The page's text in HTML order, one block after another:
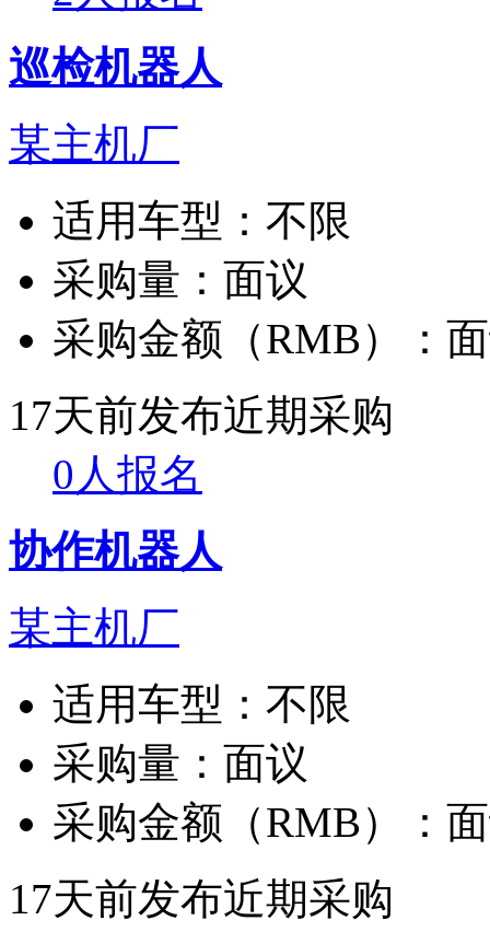
巡检机器人
某主机厂
适用车型： 不限
采购量： 面议
采购金额（RMB）：
17天前发布近期采购
0人报名
协作机器人
某主机厂
适用车型： 不限
采购量： 面议
采购金额（RMB）：
17天前发布近期采购